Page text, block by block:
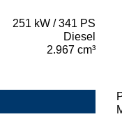
251 kW / 341 PS
Diesel
2.967 cm³